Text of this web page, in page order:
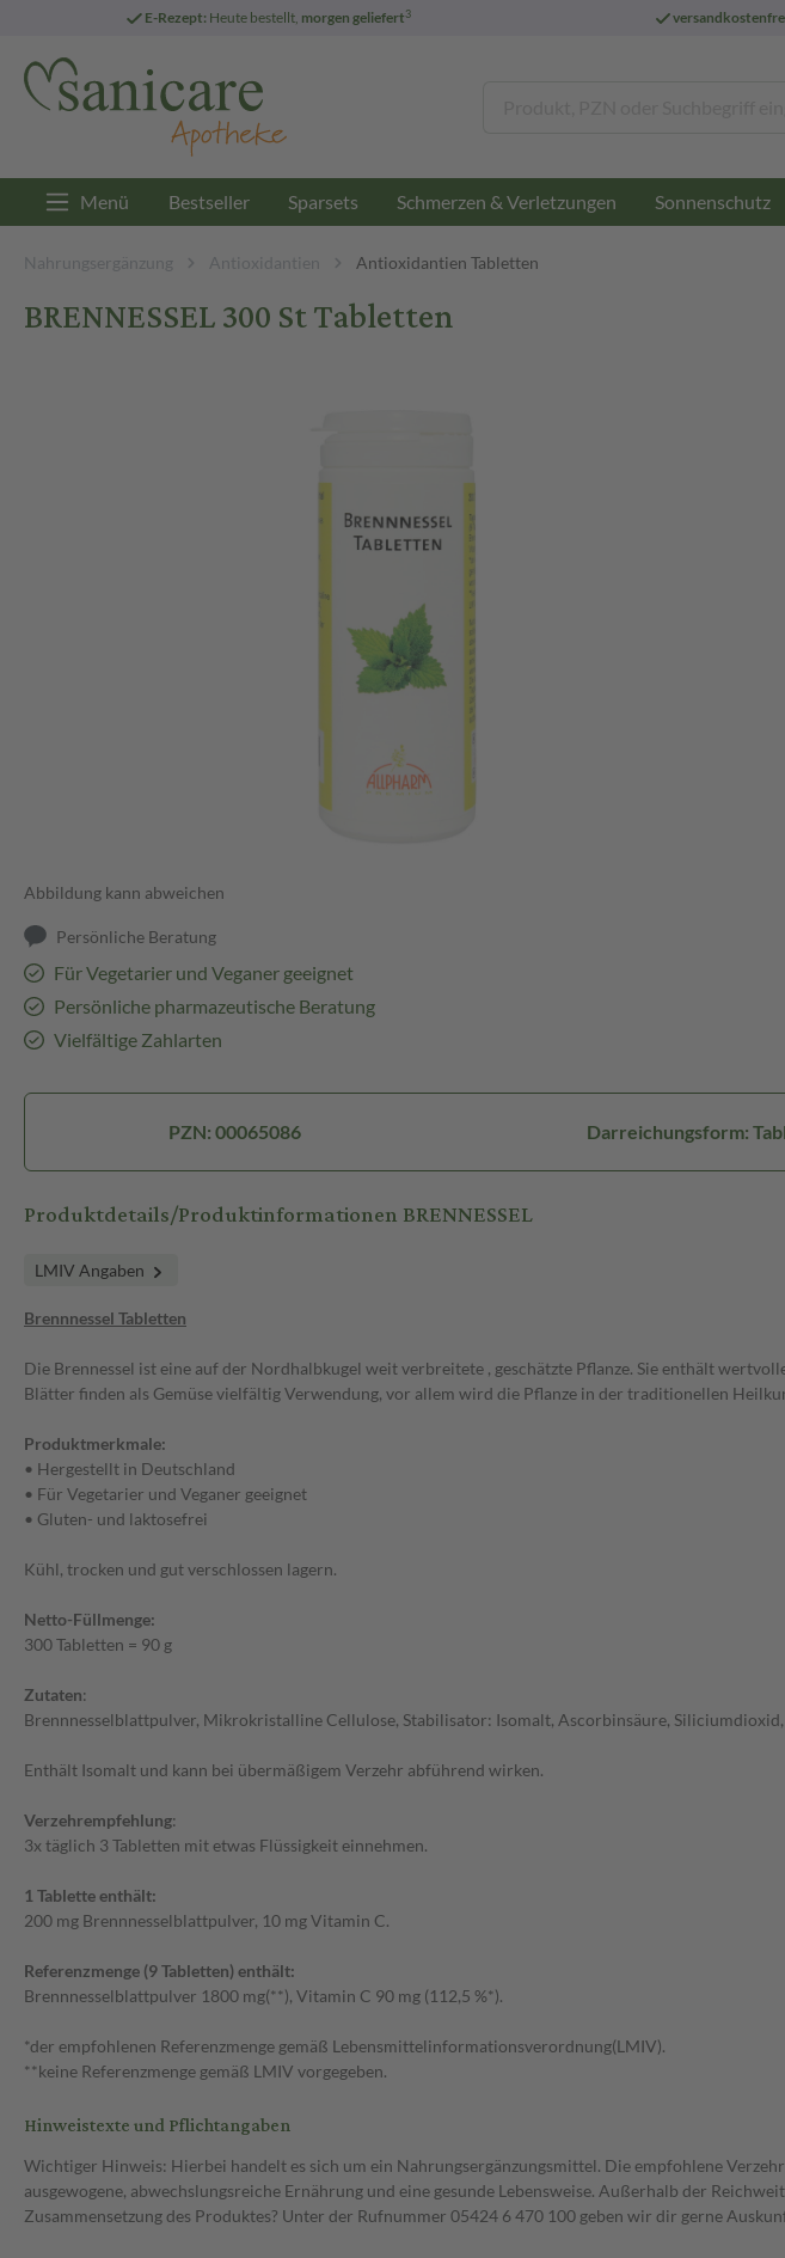
E-Rezept: Heute bestellt, morgen geliefert3
Menü Bestseller Sparsets Schmerzen & Verletzungen Sonnenschutz
Nahrungsergänzung Antioxidantien Antioxidantien Tabletten
BRENNESSEL 300 St Tabletten
Abbildung kann abweichen
Persönliche Beratung
Für Vegetarier und Veganer geeignet
Persönliche pharmazeutische Beratung
Vielfältige Zahlarten
PZN: 00065086 Darreichungsform:
Produktdetails/Produktinformationen BRENNESSEL
LMIV Angaben
Brennnessel Tabletten
Die Brennessel ist eine auf der Nordhalbkugel weit verbreitete , geschätzte Pflanze. Sie enthält
Blätter finden als Gemüse vielfältig Verwendung, vor allem wird die Pflanze in der traditionellen
Produktmerkmale:
• Hergestellt in Deutschland
• Für Vegetarier und Veganer geeignet
• Gluten- und laktosefrei
Kühl, trocken und gut verschlossen lagern.
Netto-Füllmenge:
300 Tabletten = 90 g
Zutaten:
Brennnesselblattpulver, Mikrokristalline Cellulose, Stabilisator: Isomalt, Ascorbinsäure,
Enthält Isomalt und kann bei übermäßigem Verzehr abführend wirken.
Verzehrempfehlung:
3x täglich 3 Tabletten mit etwas Flüssigkeit einnehmen.
1 Tablette enthält:
200 mg Brennnesselblattpulver, 10 mg Vitamin C.
Referenzmenge (9 Tabletten) enthält:
Brennnesselblattpulver 1800 mg(**), Vitamin C 90 mg (112,5 %*).
*der empfohlenen Referenzmenge gemäß Lebensmittelinformationsverordnung(LMIV).
**keine Referenzmenge gemäß LMIV vorgegeben.
Hinweistexte und Pflichtangaben
Wichtiger Hinweis: Hierbei handelt es sich um ein Nahrungsergänzungsmittel. Die empfohlene
ausgewogene, abwechslungsreiche Ernährung und eine gesunde Lebensweise. Außerhalb der
Zusammensetzung des Produktes? Unter der Rufnummer 05424 6 470 100 geben wir dir gerne